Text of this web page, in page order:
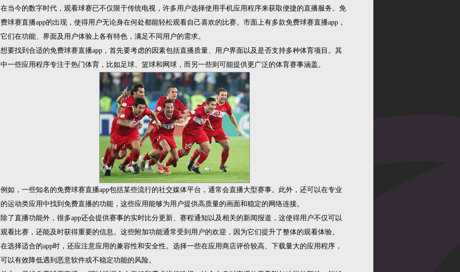
在当今的数字时代，观看球赛已不仅限于传统电视，许多用户选择使用手机应用程序来获取便捷的直播服务。免
费球赛直播app的出现，使得用户无论身在何处都能轻松观看自己喜欢的比赛。市面上有多款免费球赛直播app，
它们在功能、界面及用户体验上各有特色，满足不同用户的需求。
想要找到合适的免费球赛直播app，首先要考虑的因素包括直播质量、用户界面以及是否支持多种体育项目。其
中一些应用程序专注于热门体育，比如足球、篮球和网球，而另一些则可能提供更广泛的体育赛事涵盖。
例如，一些知名的免费球赛直播app包括某些流行的社交媒体平台，通常会直播大型赛事。此外，还可以在专业
的运动类应用中找到免费直播的功能，这些应用能够为用户提供高质量的画面和稳定的网络连接。
除了直播功能外，很多app还会提供赛事的实时比分更新、赛程通知以及相关的新闻报道，这使得用户不仅可以
观看比赛，还能及时获得重要的信息。这些附加功能通常受到用户的欢迎，因为它们提升了整体的观看体验。
在选择适合的app时，还应注意应用的兼容性和安全性。选择一些在应用商店评价较高、下载量大的应用程序，
可以有效降低遇到恶意软件或不稳定功能的风险。